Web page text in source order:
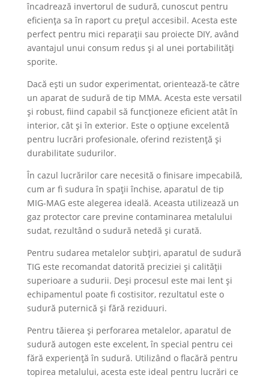
încadrează invertorul de sudură, cunoscut pentru
eficiența sa în raport cu prețul accesibil. Acesta este
perfect pentru mici reparații sau proiecte DIY, având
avantajul unui consum redus și al unei portabilități
sporite.
Dacă ești un sudor experimentat, orientează-te către
un aparat de sudură de tip MMA. Acesta este versatil
și robust, fiind capabil să funcționeze eficient atât în
interior, cât și în exterior. Este o opțiune excelentă
pentru lucrări profesionale, oferind rezistență și
durabilitate sudurilor.
În cazul lucrărilor care necesită o finisare impecabilă,
cum ar fi sudura în spații închise, aparatul de tip
MIG-MAG este alegerea ideală. Aceasta utilizează un
gaz protector care previne contaminarea metalului
sudat, rezultând o sudură netedă și curată.
Pentru sudarea metalelor subțiri, aparatul de sudură
TIG este recomandat datorită preciziei și calității
superioare a sudurii. Deși procesul este mai lent și
echipamentul poate fi costisitor, rezultatul este o
sudură puternică și fără reziduuri.
Pentru tăierea și perforarea metalelor, aparatul de
sudură autogen este excelent, în special pentru cei
fără experiență în sudură. Utilizând o flacără pentru
topirea metalului, acesta este ideal pentru lucrări ce